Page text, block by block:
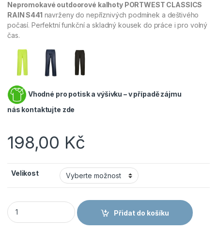
Nepromokavé outdoorové kalhoty PORTWEST CLASSICS
RAIN S441 navrženy do nepříznivých podmínek a deštivého
počasí. Perfektní funkční a skladný kousek do práce i pro volný
čas.
Vhodné pro potisk a výšivku – v případě zájmu
nás kontaktujte zde
198,00 Kč
Velikost
PORTWEST CLASSIC S441 - Nepromokavé sbalitelné
Přidat do košíku